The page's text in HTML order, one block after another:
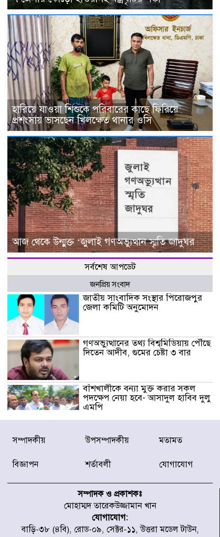
হারিয়ে যাওয়া শিশুকে পরিবারের কাছে ফিরিয়ে
প্রশংসায় ভাসছেন খিলক্ষেত থানার ওসি
আজ থেকে উন্মুক্ত ‘জুলাই গণঅভ্যুত্থান স্মৃতি জাদুঘর
সর্বশেষ আপডেট
জনপ্রিয় সংবাদ
জাতীয় সাংবাদিক সংস্থার পিরোজপুর
জেলা কমিটি অনুমোদন
গণঅভ্যুত্থানের তথ্য বিশ্বমিডিয়ায় পৌঁছে
দিতেন আদীব, গুমের চেষ্টা ৩ বার
বাঁশখালীকে বন্যা মুক্ত করার সকল
পদক্ষেপ নেয়া হবে- আসাদুল হাবিব দুলু
এমপি
বিদ্যুৎ-জ্বালানি খাতে অস্থিরতা তৈরির
চেষ্টা করছে একটি চক্র : প্রধানমন্ত্রী
৫ আহত, চীনে বন্দর বন্ধ
চিকিৎসা খাতে জিডিপির ৫ শতাংশ
বরাদ্দের ঘোষণা স্থানীয় সরকার মন্ত্রীর
সম্পাদকীয় উপসম্পাদকীয় মতামত
বিজ্ঞাপন শর্তাবলী যোগাযোগ
সম্পাদক ও প্রকাশকঃ
মোহাম্মদ তারেকউজ্জামান খান
যোগাযোগ:
বাড়ি-৩৮ (৪বি), রোড-০৯, সেক্টর-১১, উত্তরা মডেল টাউন,